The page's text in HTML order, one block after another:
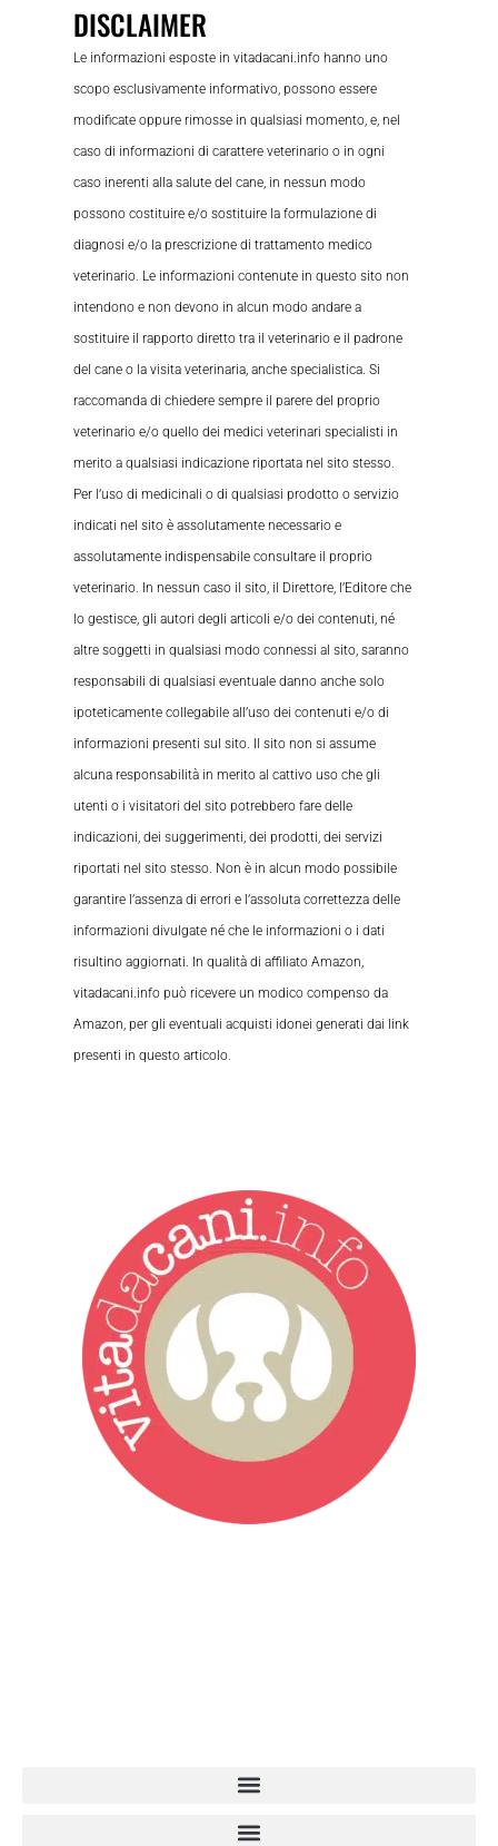
DISCLAIMER
Le informazioni esposte in vitadacani.info hanno uno
scopo esclusivamente informativo, possono essere
modificate oppure rimosse in qualsiasi momento, e, nel
caso di informazioni di carattere veterinario o in ogni
caso inerenti alla salute del cane, in nessun modo
possono costituire e/o sostituire la formulazione di
diagnosi e/o la prescrizione di trattamento medico
veterinario. Le informazioni contenute in questo sito non
intendono e non devono in alcun modo andare a
sostituire il rapporto diretto tra il veterinario e il padrone
del cane o la visita veterinaria, anche specialistica. Si
raccomanda di chiedere sempre il parere del proprio
veterinario e/o quello dei medici veterinari specialisti in
merito a qualsiasi indicazione riportata nel sito stesso.
Per l’uso di medicinali o di qualsiasi prodotto o servizio
indicati nel sito è assolutamente necessario e
assolutamente indispensabile consultare il proprio
veterinario. In nessun caso il sito, il Direttore, l’Editore che
lo gestisce, gli autori degli articoli e/o dei contenuti, né
altre soggetti in qualsiasi modo connessi al sito, saranno
responsabili di qualsiasi eventuale danno anche solo
ipoteticamente collegabile all’uso dei contenuti e/o di
informazioni presenti sul sito. Il sito non si assume
alcuna responsabilità in merito al cattivo uso che gli
utenti o i visitatori del sito potrebbero fare delle
indicazioni, dei suggerimenti, dei prodotti, dei servizi
riportati nel sito stesso. Non è in alcun modo possibile
garantire l’assenza di errori e l’assoluta correttezza delle
informazioni divulgate né che le informazioni o i dati
risultino aggiornati. In qualità di affiliato Amazon,
vitadacani.info può ricevere un modico compenso da
Amazon, per gli eventuali acquisti idonei generati dai link
presenti in questo articolo.